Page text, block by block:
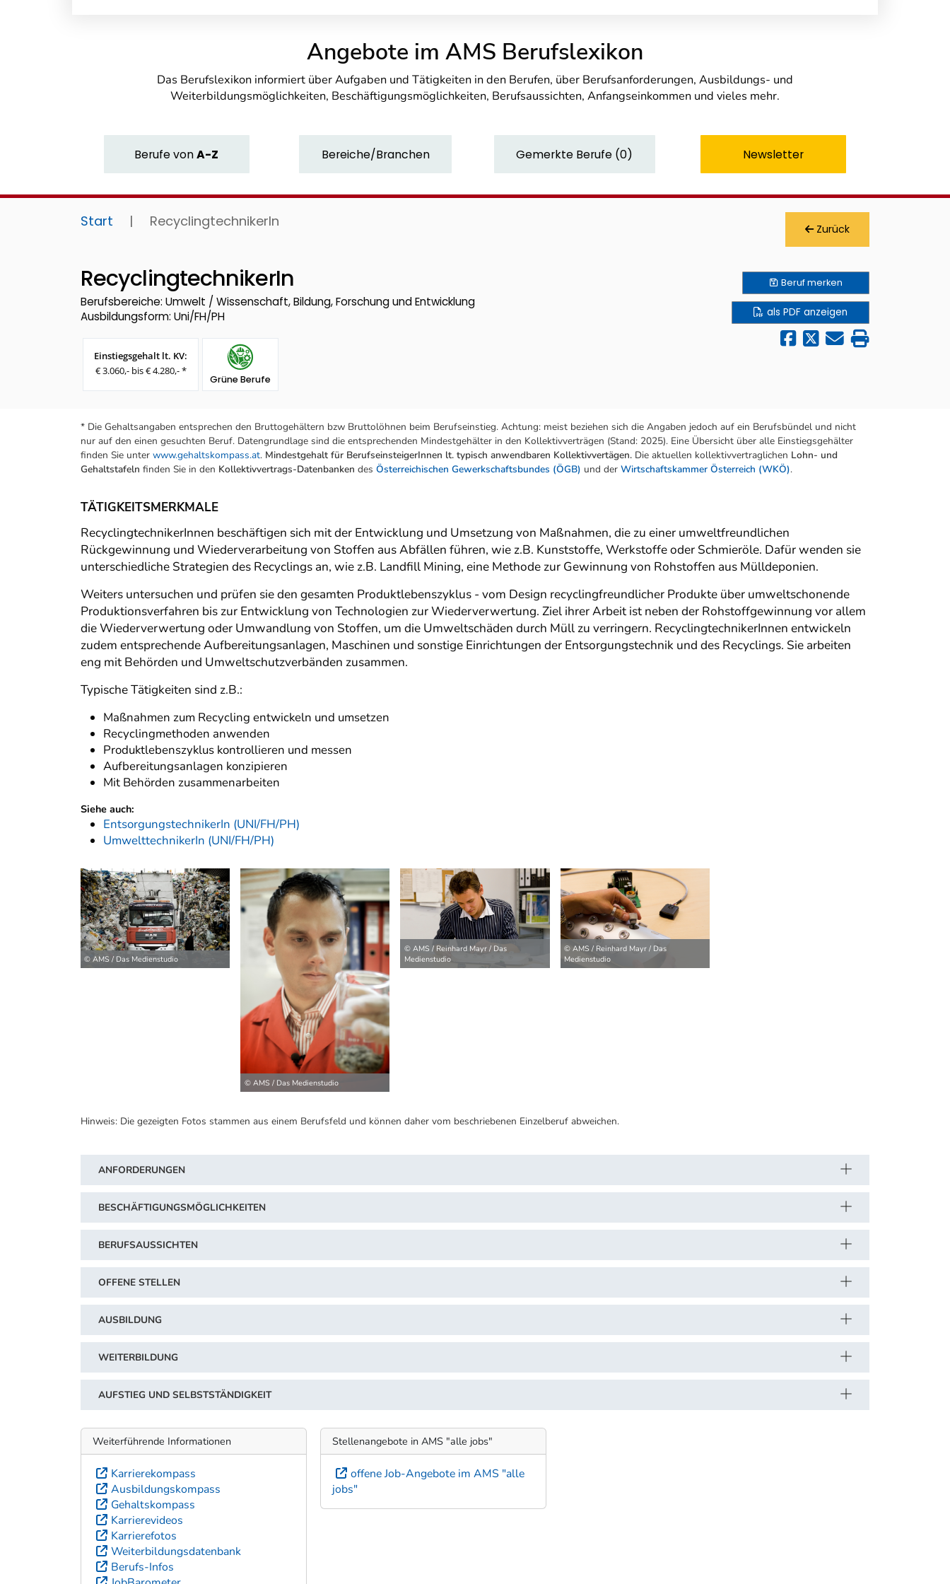
Angebote im AMS Berufslexikon
Das Berufslexikon informiert über Aufgaben und Tätigkeiten in den Berufen, über Berufsanforderungen, Ausbildungs- und
Weiterbildungsmöglichkeiten, Beschäftigungsmöglichkeiten, Berufsaussichten, Anfangseinkommen und vieles mehr.
BerufevonA-Z Bereiche/Branchen Gemerkte Berufe (0) Newsletter
Start | RecyclingtechnikerIn Zurück
RecyclingtechnikerIn
Berufsbereiche: Umwelt / Wissenschaft, Bildung, Forschung und Entwicklung
Ausbildungsform: Uni/FH/PH
Einstiegsgehalt lt. KV:
€ 3.060,- bis € 4.280,- *
Grüne Berufe
Berufmerken
als PDF anzeigen
* Die Gehaltsangaben entsprechen den Bruttogehältern bzw Bruttolöhnen beim Berufseinstieg. Achtung: meist beziehen sich die Angaben jedoch auf ein Berufsbündel und nicht
nur auf den einen gesuchten Beruf. Datengrundlage sind die entsprechenden Mindestgehälter in den Kollektivverträgen (Stand: 2025). Eine Übersicht über alle Einstiegsgehälter
finden Sie unter www.gehaltskompass.at. Mindestgehalt für BerufseinsteigerInnen lt. typisch anwendbaren Kollektivvertägen. Die aktuellen kollektivvertraglichen Lohn- und
Gehaltstafeln finden Sie in den Kollektivvertrags-Datenbanken des Österreichischen Gewerkschaftsbundes (ÖGB) und der Wirtschaftskammer Österreich (WKÖ).
TÄTIGKEITSMERKMALE
RecyclingtechnikerInnen beschäftigen sich mit der Entwicklung und Umsetzung von Maßnahmen, die zu einer umweltfreundlichen
Rückgewinnung und Wiederverarbeitung von Stoffen aus Abfällen führen, wie z.B. Kunststoffe, Werkstoffe oder Schmieröle. Dafür wenden sie
unterschiedliche Strategien des Recyclings an, wie z.B. Landfill Mining, eine Methode zur Gewinnung von Rohstoffen aus Mülldeponien.
Weiters untersuchen und prüfen sie den gesamten Produktlebenszyklus - vom Design recyclingfreundlicher Produkte über umweltschonende
Produktionsverfahren bis zur Entwicklung von Technologien zur Wiederverwertung. Ziel ihrer Arbeit ist neben der Rohstoffgewinnung vor allem
die Wiederverwertung oder Umwandlung von Stoffen, um die Umweltschäden durch Müll zu verringern. RecyclingtechnikerInnen entwickeln
zudem entsprechende Aufbereitungsanlagen, Maschinen und sonstige Einrichtungen der Entsorgungstechnik und des Recyclings. Sie arbeiten
eng mit Behörden und Umweltschutzverbänden zusammen.
Typische Tätigkeiten sind z.B.:
Maßnahmen zum Recycling entwickeln und umsetzen
Recyclingmethoden anwenden
Produktlebenszyklus kontrollieren und messen
Aufbereitungsanlagen konzipieren
Mit Behörden zusammenarbeiten
Siehe auch:
EntsorgungstechnikerIn (UNI/FH/PH)
UmwelttechnikerIn (UNI/FH/PH)
© AMS / Das Medienstudio
© AMS / Das Medienstudio
© AMS / Reinhard Mayr / Das
Medienstudio
© AMS / Reinhard Mayr / Das
Medienstudio
Hinweis: Die gezeigten Fotos stammen aus einem Berufsfeld und können daher vom beschriebenen Einzelberuf abweichen.
ANFORDERUNGEN
BESCHÄFTIGUNGSMÖGLICHKEITEN
BERUFSAUSSICHTEN
OFFENE STELLEN
AUSBILDUNG
WEITERBILDUNG
AUFSTIEG UND SELBSTSTÄNDIGKEIT
Weiterführende Informationen
Karrierekompass
Ausbildungskompass
Gehaltskompass
Karrierevideos
Karrierefotos
Weiterbildungsdatenbank
Berufs-Infos
Stellenangebote in AMS "alle jobs"
offene Job-Angebote im AMS "alle
jobs"